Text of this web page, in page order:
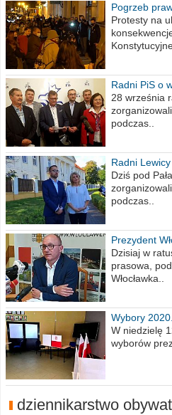
Pogrzeb
poselskim
Protesty na
Radni PiS o
na 2021 rok
28 września
podczas..
Radni
Wiesława
Dziś pod
podczas..
Prezydent
obrażajmy
Dzisiaj w
prasowa,
Włocławka..
Wybory
procent
W niedzielę
wyborów
dziennikarstwo